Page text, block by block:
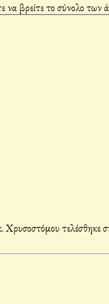
να βρείτε το σύνολο των